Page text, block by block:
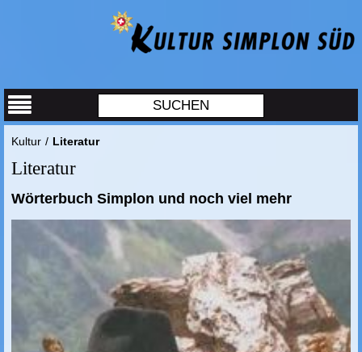
Kultur / Literatur
Literatur
Wörterbuch Simplon und noch viel mehr